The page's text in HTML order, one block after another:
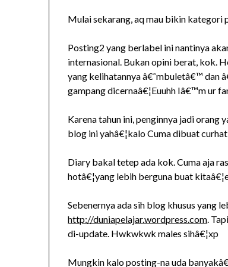
Mulai sekarang, aq mau bikin kategori
Posting2 yang berlabel ini nantinya
internasional. Bukan opini berat, kok.
yang kelihatannya â€˜mbuletâ€™ dan
gampang dicernaâ€¦Euuhh Iâ€™m ur
Karena tahun ini, penginnya jadi orang
blog ini yahâ€¦kalo Cuma dibuat
Diary bakal tetep ada kok. Cuma aja
hotâ€¦yang lebih berguna buat
Sebenernya ada sih blog khusus yang
http://duniapelajar.wordpress.com.
di-update. Hwkwkwk males sihâ€¦xp
Mungkin kalo posting-na uda